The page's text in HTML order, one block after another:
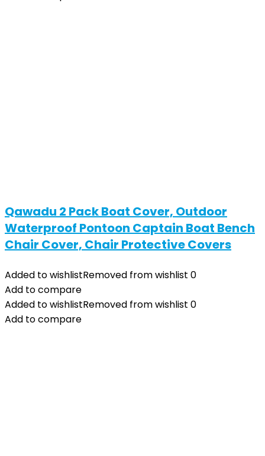
Qawadu 2 Pack Boat Cover, Outdoor
Waterproof Pontoon Captain Boat Bench
Chair Cover, Chair Protective Covers
Added to wishlistRemoved from wishlist 0
Add to compare
Added to wishlistRemoved from wishlist 0
Add to compare